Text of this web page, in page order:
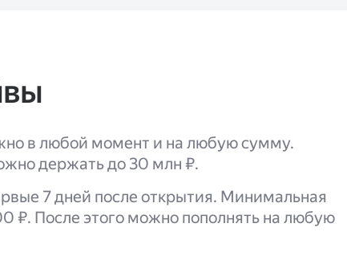
в любой момент и на любую сумму.
держать до 30 млн ₽.
7 дней после открытия. Минимальная
₽. После этого можно пополнять на любую